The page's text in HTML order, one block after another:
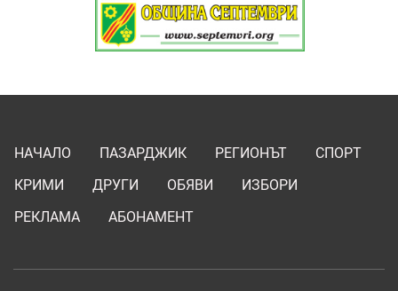
НАЧАЛО ПАЗАРДЖИК РЕГИОНЪТ
СПОРТ
КРИМИ
ДРУГИ ОБЯВИ
ИЗБОРИ
РЕКЛАМА
АБОНАМЕНТ